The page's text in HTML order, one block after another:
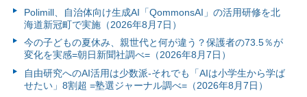
Polimill、自治体向け生成AI「QommonsAI」の活用研修を北
海道新冠町で実施（2026年8月7日）
今の子どもの夏休み、親世代と何が違う？保護者の73.5％が
変化を実感=朝日新聞社調べ=（2026年8月7日）
自由研究へのAI活用は少数派-それでも「AIは小学生から学ば
せたい」8割超 =塾選ジャーナル調べ=（2026年8月7日）